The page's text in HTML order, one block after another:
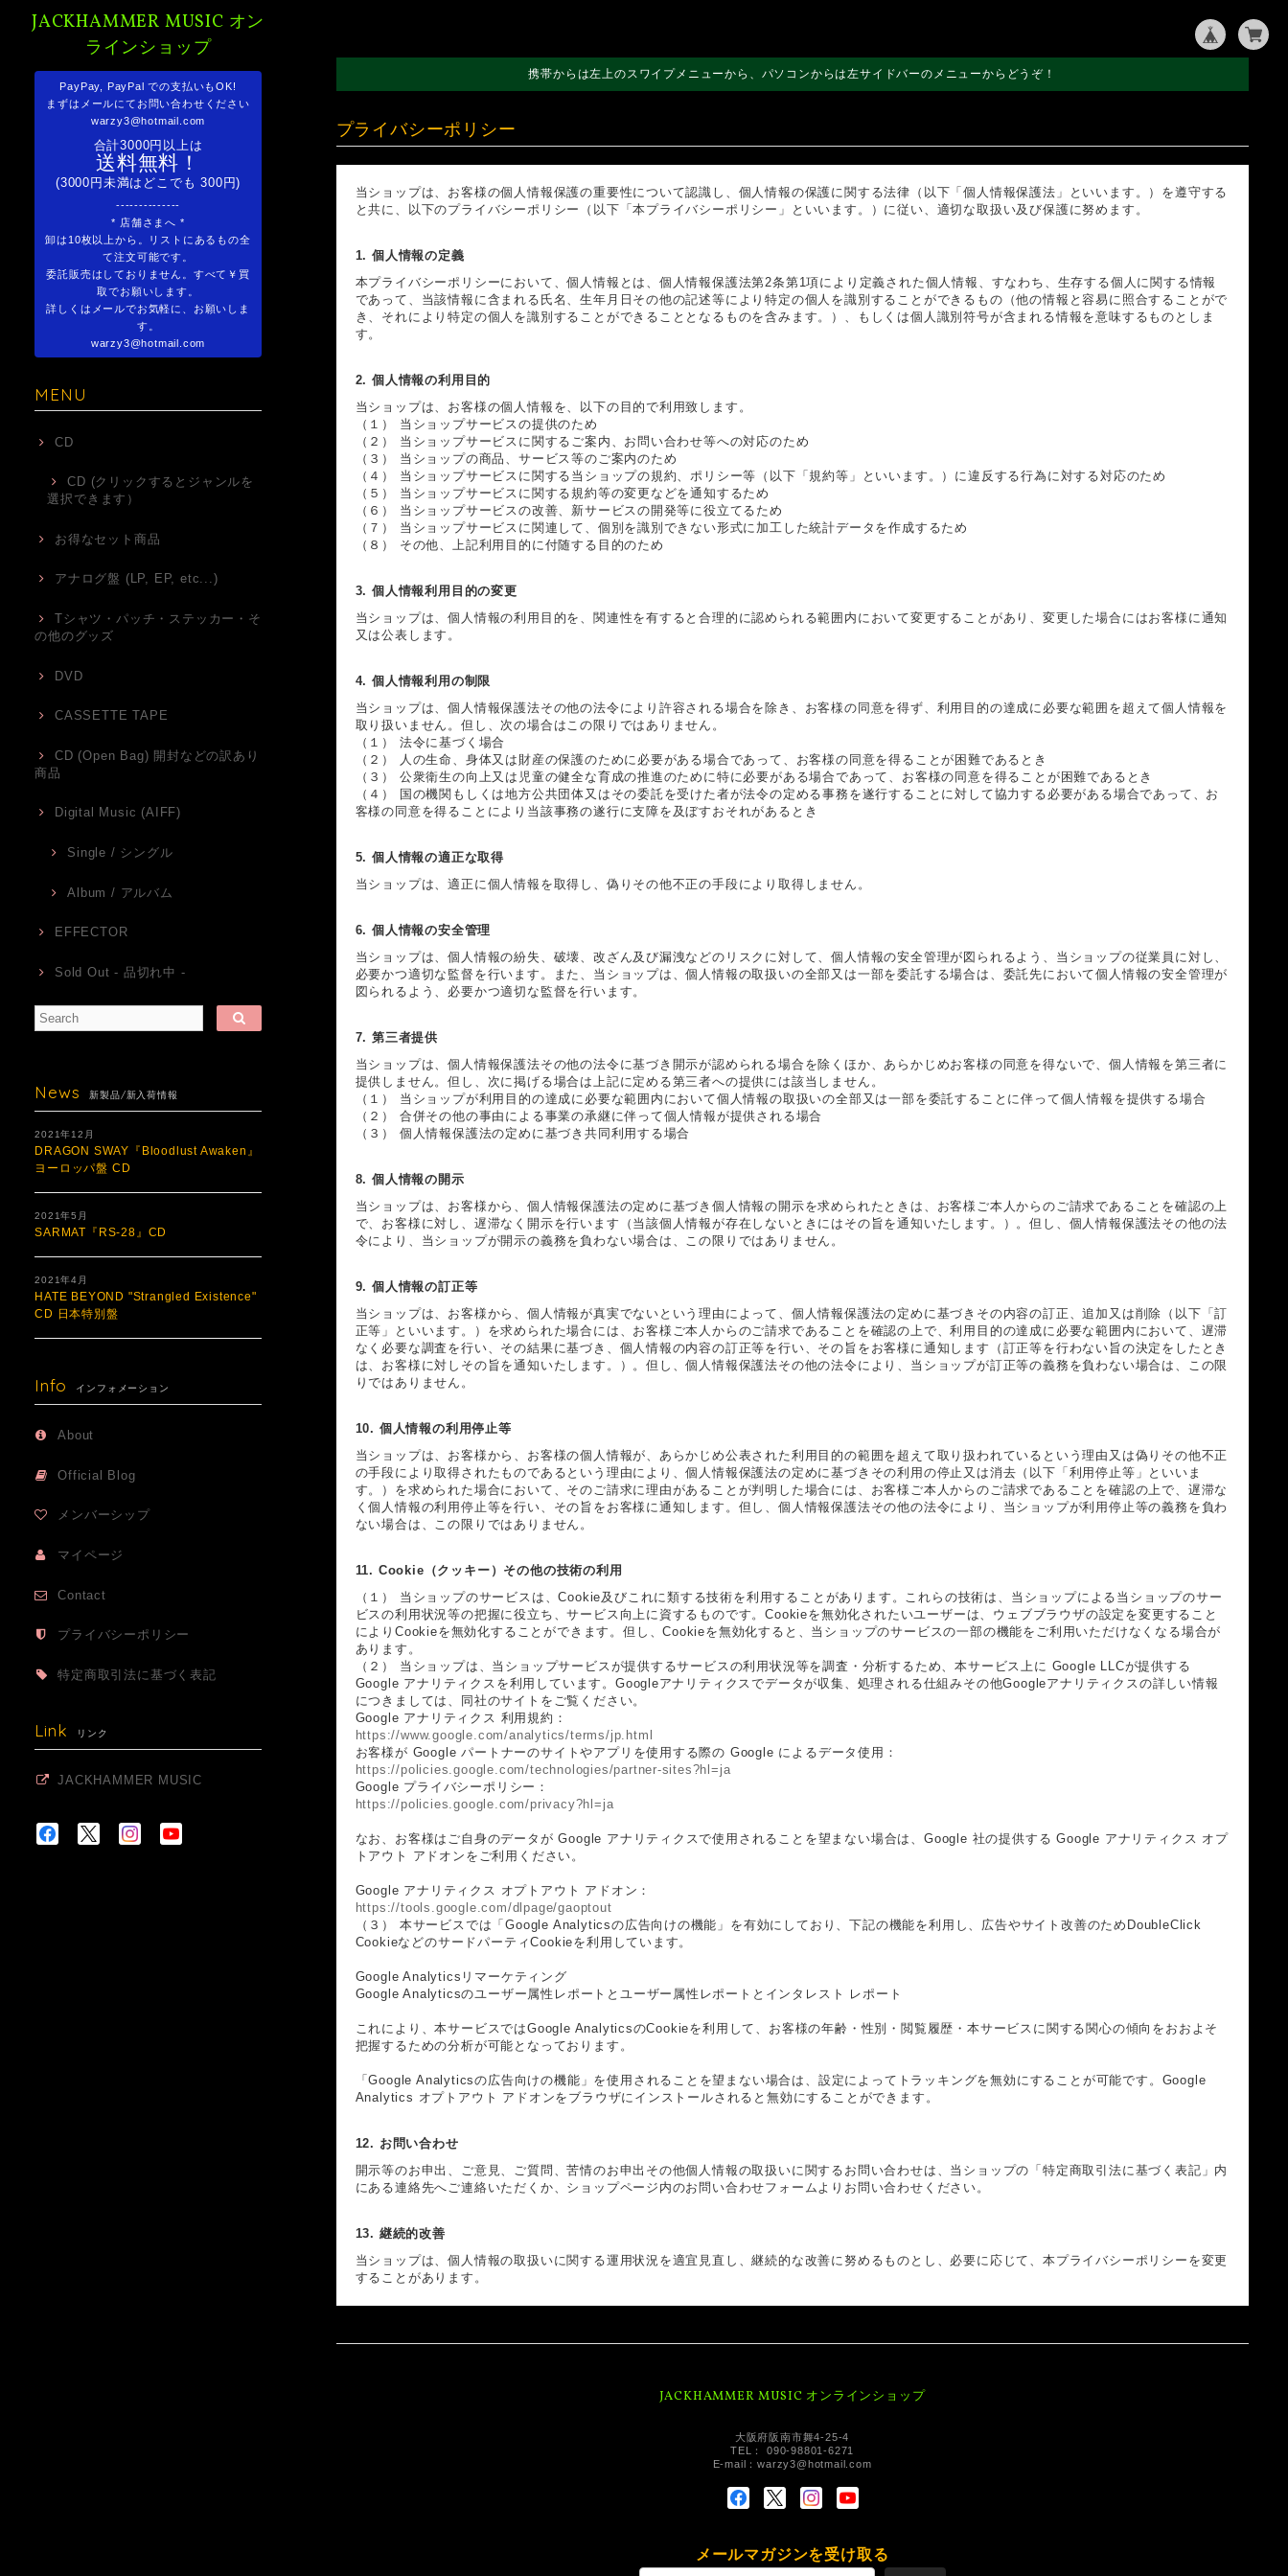
JACKHAMMER MUSIC オン
ラインショップ
PayPay, PayPal での支払いもOK!
まずはメールにてお問い合わせください
warzy3@hotmail.com
合計3000円以上は
送料無料！
(3000円未満はどこでも 300円)
--------------
* 店舗さまへ *
卸は10枚以上から。リストにあるもの全
て注文可能です。
委託販売はしておりません。すべて￥買
取でお願いします。
詳しくはメールでお気軽に、お願いしま
す。
warzy3@hotmail.com
MENU
CD
CD (クリックするとジャンルを
選択できます）
お得なセット商品
アナログ盤 (LP, EP, etc...)
Tシャツ・パッチ・ステッカー・そ
の他のグッズ
DVD
CASSETTE TAPE
CD (Open Bag) 開封などの訳あり
商品
Digital Music (AIFF)
Single / シングル
Album / アルバム
EFFECTOR
Sold Out - 品切れ中 -
News 新製品/新入荷情報
2021年12月
DRAGON SWAY『Bloodlust Awaken』
ヨーロッパ盤 CD
2021年5月
SARMAT『RS​-​28』CD
2021年4月
HATE BEYOND "Strangled Existence"
CD 日本特別盤
Info インフォメーション
About
Official Blog
メンバーシップ
マイページ
Contact
プライバシーポリシー
特定商取引法に基づく表記
Link リンク
JACKHAMMER MUSIC
携帯からは左上のスワイプメニューから、パソコンからは左サイドバーのメニューからどうぞ！
プライバシーポリシー
当ショップは、お客様の個人情報保護の重要性について認識し、個人情報の保護に関する法律（以下「個人情報保護法」といいます。）を遵守する
と共に、以下のプライバシーポリシー（以下「本プライバシーポリシー」といいます。）に従い、適切な取扱い及び保護に努めます。
1. 個人情報の定義
本プライバシーポリシーにおいて、個人情報とは、個人情報保護法第2条第1項により定義された個人情報、すなわち、生存する個人に関する情報
であって、当該情報に含まれる氏名、生年月日その他の記述等により特定の個人を識別することができるもの（他の情報と容易に照合することがで
き、それにより特定の個人を識別することができることとなるものを含みます。）、もしくは個人識別符号が含まれる情報を意味するものとしま
す。
2. 個人情報の利用目的
当ショップは、お客様の個人情報を、以下の目的で利用致します。
（１） 当ショップサービスの提供のため
（２） 当ショップサービスに関するご案内、お問い合わせ等への対応のため
（３） 当ショップの商品、サービス等のご案内のため
（４） 当ショップサービスに関する当ショップの規約、ポリシー等（以下「規約等」といいます。）に違反する行為に対する対応のため
（５） 当ショップサービスに関する規約等の変更などを通知するため
（６） 当ショップサービスの改善、新サービスの開発等に役立てるため
（７） 当ショップサービスに関連して、個別を識別できない形式に加工した統計データを作成するため
（８） その他、上記利用目的に付随する目的のため
3. 個人情報利用目的の変更
当ショップは、個人情報の利用目的を、関連性を有すると合理的に認められる範囲内において変更することがあり、変更した場合にはお客様に通知
又は公表します。
4. 個人情報利用の制限
当ショップは、個人情報保護法その他の法令により許容される場合を除き、お客様の同意を得ず、利用目的の達成に必要な範囲を超えて個人情報を
取り扱いません。但し、次の場合はこの限りではありません。
（１） 法令に基づく場合
（２） 人の生命、身体又は財産の保護のために必要がある場合であって、お客様の同意を得ることが困難であるとき
（３） 公衆衛生の向上又は児童の健全な育成の推進のために特に必要がある場合であって、お客様の同意を得ることが困難であるとき
（４） 国の機関もしくは地方公共団体又はその委託を受けた者が法令の定める事務を遂行することに対して協力する必要がある場合であって、お
客様の同意を得ることにより当該事務の遂行に支障を及ぼすおそれがあるとき
5. 個人情報の適正な取得
当ショップは、適正に個人情報を取得し、偽りその他不正の手段により取得しません。
6. 個人情報の安全管理
当ショップは、個人情報の紛失、破壊、改ざん及び漏洩などのリスクに対して、個人情報の安全管理が図られるよう、当ショップの従業員に対し、
必要かつ適切な監督を行います。また、当ショップは、個人情報の取扱いの全部又は一部を委託する場合は、委託先において個人情報の安全管理が
図られるよう、必要かつ適切な監督を行います。
7. 第三者提供
当ショップは、個人情報保護法その他の法令に基づき開示が認められる場合を除くほか、あらかじめお客様の同意を得ないで、個人情報を第三者に
提供しません。但し、次に掲げる場合は上記に定める第三者への提供には該当しません。
（１） 当ショップが利用目的の達成に必要な範囲内において個人情報の取扱いの全部又は一部を委託することに伴って個人情報を提供する場合
（２） 合併その他の事由による事業の承継に伴って個人情報が提供される場合
（３） 個人情報保護法の定めに基づき共同利用する場合
8. 個人情報の開示
当ショップは、お客様から、個人情報保護法の定めに基づき個人情報の開示を求められたときは、お客様ご本人からのご請求であることを確認の上
で、お客様に対し、遅滞なく開示を行います（当該個人情報が存在しないときにはその旨を通知いたします。）。但し、個人情報保護法その他の法
令により、当ショップが開示の義務を負わない場合は、この限りではありません。
9. 個人情報の訂正等
当ショップは、お客様から、個人情報が真実でないという理由によって、個人情報保護法の定めに基づきその内容の訂正、追加又は削除（以下「訂
正等」といいます。）を求められた場合には、お客様ご本人からのご請求であることを確認の上で、利用目的の達成に必要な範囲内において、遅滞
なく必要な調査を行い、その結果に基づき、個人情報の内容の訂正等を行い、その旨をお客様に通知します（訂正等を行わない旨の決定をしたとき
は、お客様に対しその旨を通知いたします。）。但し、個人情報保護法その他の法令により、当ショップが訂正等の義務を負わない場合は、この限
りではありません。
10. 個人情報の利用停止等
当ショップは、お客様から、お客様の個人情報が、あらかじめ公表された利用目的の範囲を超えて取り扱われているという理由又は偽りその他不正
の手段により取得されたものであるという理由により、個人情報保護法の定めに基づきその利用の停止又は消去（以下「利用停止等」といいま
す。）を求められた場合において、そのご請求に理由があることが判明した場合には、お客様ご本人からのご請求であることを確認の上で、遅滞な
く個人情報の利用停止等を行い、その旨をお客様に通知します。但し、個人情報保護法その他の法令により、当ショップが利用停止等の義務を負わ
ない場合は、この限りではありません。
11. Cookie（クッキー）その他の技術の利用
（１） 当ショップのサービスは、Cookie及びこれに類する技術を利用することがあります。これらの技術は、当ショップによる当ショップのサー
ビスの利用状況等の把握に役立ち、サービス向上に資するものです。Cookieを無効化されたいユーザーは、ウェブブラウザの設定を変更すること
によりCookieを無効化することができます。但し、Cookieを無効化すると、当ショップのサービスの一部の機能をご利用いただけなくなる場合が
あります。
（２） 当ショップは、当ショップサービスが提供するサービスの利用状況等を調査・分析するため、本サービス上に Google LLCが提供する
Google アナリティクスを利用しています。Googleアナリティクスでデータが収集、処理される仕組みその他Googleアナリティクスの詳しい情報
につきましては、同社のサイトをご覧ください。
Google アナリティクス 利用規約：
https://www.google.com/analytics/terms/jp.html
お客様が Google パートナーのサイトやアプリを使用する際の Google によるデータ使用：
https://policies.google.com/technologies/partner-sites?hl=ja
Google プライバシーポリシー：
https://policies.google.com/privacy?hl=ja
なお、お客様はご自身のデータが Google アナリティクスで使用されることを望まない場合は、Google 社の提供する Google アナリティクス オプ
トアウト アドオンをご利用ください。
Google アナリティクス オプトアウト アドオン：
https://tools.google.com/dlpage/gaoptout
（３） 本サービスでは「Google Analyticsの広告向けの機能」を有効にしており、下記の機能を利用し、広告やサイト改善のためDoubleClick
CookieなどのサードパーティCookieを利用しています。
Google Analyticsリマーケティング
Google Analyticsのユーザー属性レポートとユーザー属性レポートとインタレスト レポート
これにより、本サービスではGoogle AnalyticsのCookieを利用して、お客様の年齢・性別・閲覧履歴・本サービスに関する関心の傾向をおおよそ
把握するための分析が可能となっております。
「Google Analyticsの広告向けの機能」を使用されることを望まない場合は、設定によってトラッキングを無効にすることが可能です。Google
Analytics オプトアウト アドオンをブラウザにインストールされると無効にすることができます。
12. お問い合わせ
開示等のお申出、ご意見、ご質問、苦情のお申出その他個人情報の取扱いに関するお問い合わせは、当ショップの「特定商取引法に基づく表記」内
にある連絡先へご連絡いただくか、ショップページ内のお問い合わせフォームよりお問い合わせください。
13. 継続的改善
当ショップは、個人情報の取扱いに関する運用状況を適宜見直し、継続的な改善に努めるものとし、必要に応じて、本プライバシーポリシーを変更
することがあります。
JACKHAMMER MUSIC オンラインショップ
大阪府阪南市舞4-25-4
TEL： 090-98801-6271
E-mail：warzy3@hotmail.com
メールマガジンを受け取る